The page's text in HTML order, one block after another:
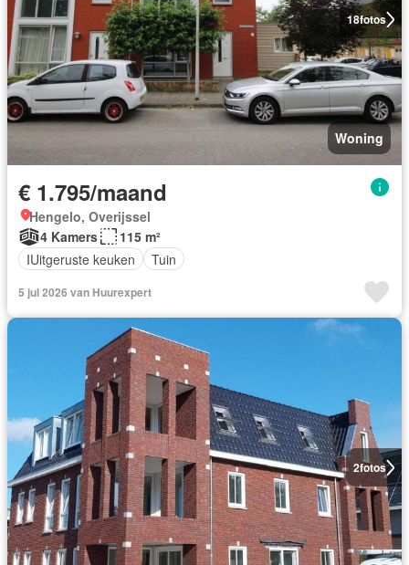
18fotos
Woning
€ 1.795/maand
Hengelo, Overijssel
4 Kamers
115 m²
IUitgeruste keuken
Tuin
5 jul 2026 van Huurexpert
2fotos